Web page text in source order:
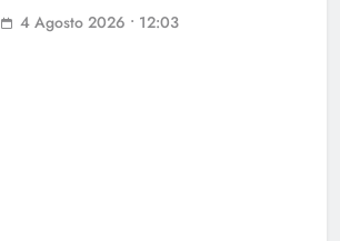
4 Agosto 2026 • 12:03